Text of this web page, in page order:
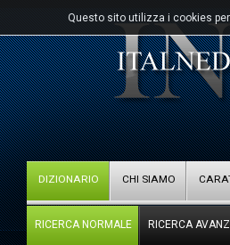
Questo sito utilizza i cookies
DIZIONARIO CHI SIAMO
RICERCA NORMALE RICERCA